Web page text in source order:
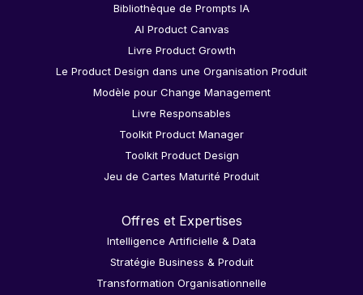
Bibliothèque de Prompts IA
AI Product Canvas
Livre Product Growth
Le Product Design dans une Organisation Produit
Modèle pour Change Management
Livre Responsables
Toolkit Product Manager
Toolkit Product Design
Jeu de Cartes Maturité Produit
Offres et Expertises
Intelligence Artificielle & Data
Stratégie Business & Produit
Transformation Organisationnelle